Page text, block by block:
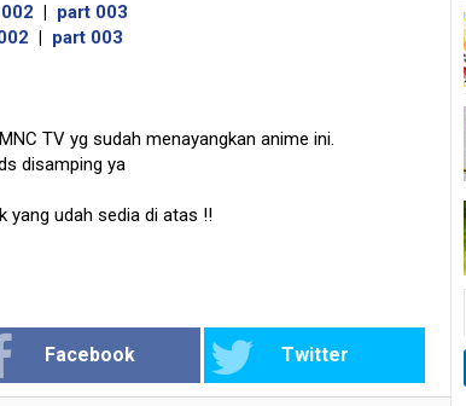
| part 003
| part 003
TV yg sudah menayangkan anime ini.
disamping ya
yang udah sedia di atas !!
Facebook Twitter